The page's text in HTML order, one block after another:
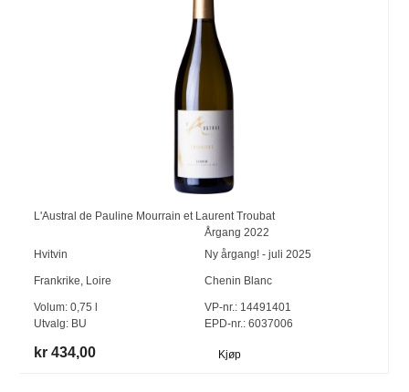
L'Austral de Pauline Mourrain et Laurent Troubat
Årgang 2022
Hvitvin
Ny årgang! - juli 2025
Frankrike, Loire Chenin Blanc
Volum:0,75
Utvalg: BU
VP-nr.:14491401
EPD-nr.: 6037006
kr 434,00 Kjøp